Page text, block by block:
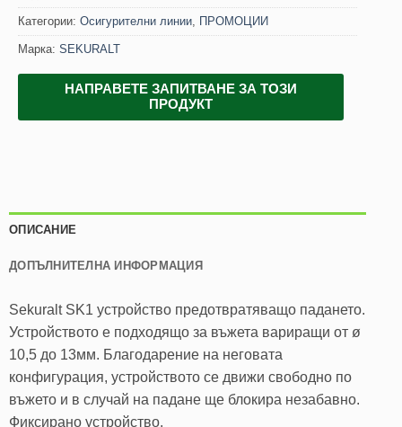
Категории: Осигурителни линии ПРОМОЦИИ
Марка: SEKURALT
НАПРАВЕТЕ ЗАПИТВАНЕ ЗА ТОЗИ
ПРОДУКТ
ОПИСАНИЕ
ДОПЪЛНИТЕЛНА ИНФОРМАЦИЯ
Sekuralt SK1 устройство предотвратяващо падането.
Устройството е подходящо за въжета вариращи от ø
10,5 до 13мм. Благодарение на неговата
конфигурация, устройството се движи свободно по
въжето и в случай на падане ще блокира незабавно.
Фиксирано устройство.